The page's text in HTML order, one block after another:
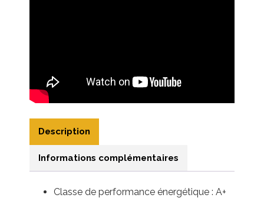
Description
Informations complémentaires
Classe de performance énergétique : A+